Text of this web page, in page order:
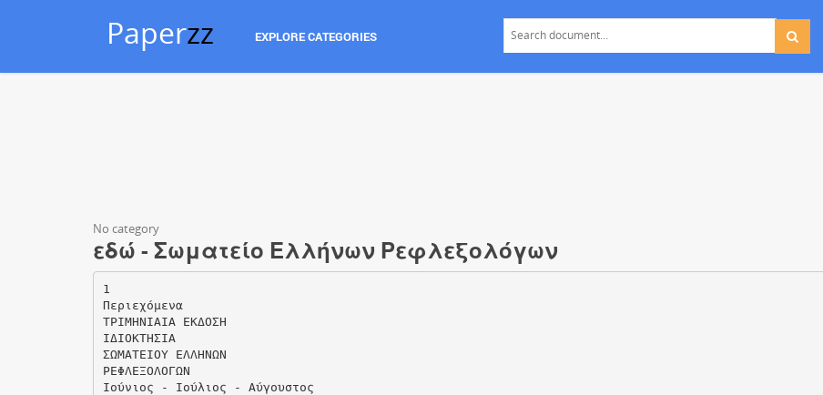
Paperzz EXPLORE CATEGORIES
No category
εδώ - Σωματείο Ελλήνων Ρεφλεξολόγων
1
Περιεχόμενα
ΤΡΙΜΗΝΙΑΙΑ ΕΚΔΟΣΗ
ΙΔΙΟΚΤΗΣΙΑ
ΣΩΜΑΤΕΙΟΥ ΕΛΛΗΝΩΝ
ΡΕΦΛΕΞΟΛΟΓΩΝ
Ιούνιος - Ιούλιος - Αύγουστος